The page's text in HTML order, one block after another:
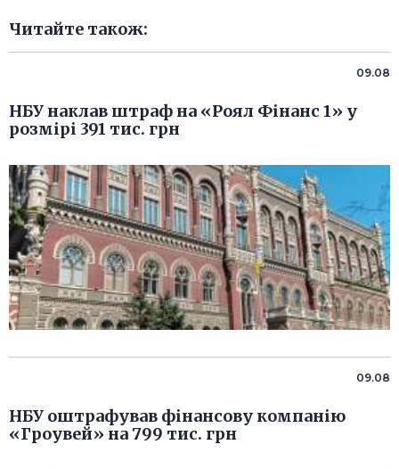
Читайте також:
09.08
НБУ наклав штраф на «Роял Фінанс 1» у
розмірі 391 тис. грн
09.08
НБУ оштрафував фінансову компанію
«Гроувей» на 799 тис. грн